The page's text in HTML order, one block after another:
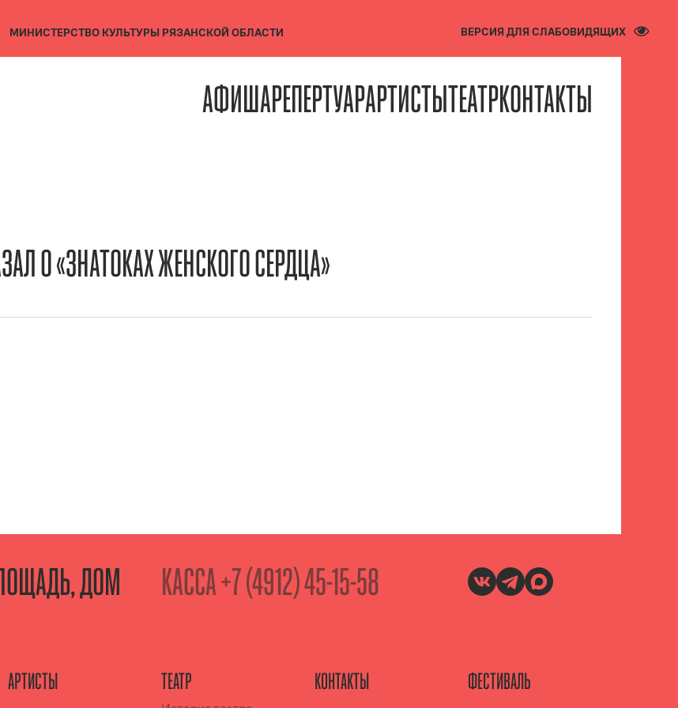
МИНИСТЕРСТВО КУЛЬТУРЫ РЯЗАНСКОЙ ОБЛАСТИ ВЕРСИЯ ДЛЯ СЛАБОВИДЯЩИХ
АФИШАРЕПЕРТУАРАРТИСТЫТЕАТРКОНТАКТЫ
О «ЗНАТОКАХ ЖЕНСКОГО СЕРДЦА»
ДОМ
КАССА+7 (4912) 45-15-58
АРТИСТЫ ТЕАТР КОНТАКТЫ
ФЕСТИВАЛЬ